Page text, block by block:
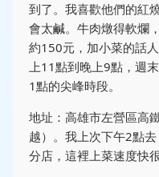
到了。我喜歡他們的紅
會太鹹。牛肉燉得軟爛
約150元，加小菜的話
上11點到晚上9點，週
1點的尖峰時段。
地址：高雄市左營區高
越）。我上次下午2點
分店，這裡上菜速度快很